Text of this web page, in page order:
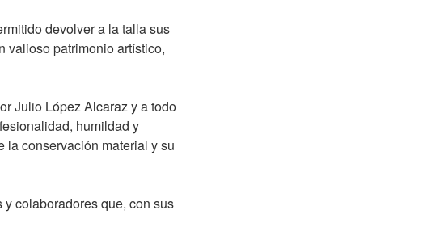
devolver a la talla sus
valioso patrimonio artístico,
Julio López Alcaraz y a todo
humildad y
la conservación material y su
colaboradores que, con sus